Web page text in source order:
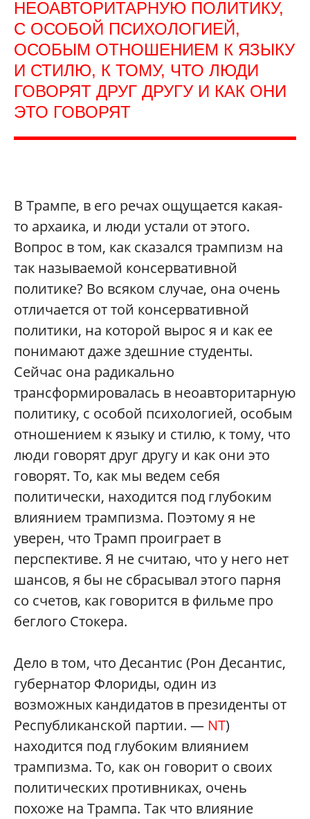
НЕОАВТОРИТАРНУЮ ПОЛИТИКУ,
С ОСОБОЙ ПСИХОЛОГИЕЙ,
ОСОБЫМ ОТНОШЕНИЕМ К ЯЗЫКУ
И СТИЛЮ, К ТОМУ, ЧТО ЛЮДИ
ГОВОРЯТ ДРУГ ДРУГУ И КАК ОНИ
ЭТО ГОВОРЯТ
В Трампе, в его речах ощущается какая-
то архаика, и люди устали от этого.
Вопрос в том, как сказался трампизм на
так называемой консервативной
политике? Во всяком случае, она очень
отличается от той консервативной
политики, на которой вырос я и как ее
понимают даже здешние студенты.
Сейчас она радикально
трансформировалась в неоавторитарную
политику, с особой психологией, особым
отношением к языку и стилю, к тому, что
люди говорят друг другу и как они это
говорят. То, как мы ведем себя
политически, находится под глубоким
влиянием трампизма. Поэтому я не
уверен, что Трамп проиграет в
перспективе. Я не считаю, что у него нет
шансов, я бы не сбрасывал этого парня
со счетов, как говорится в фильме про
беглого Стокера.
Дело в том, что Десантис (Рон Десантис,
губернатор Флориды, один из
возможных кандидатов в президенты от
Республиканской партии. — NT)
находится под глубоким влиянием
трампизма. То, как он говорит о своих
политических противниках, очень
похоже на Трампа. Так что влияние